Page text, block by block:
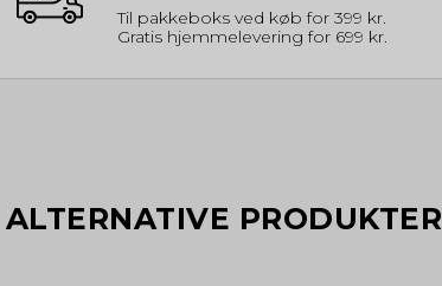
Til pakkeboks ved køb for 399 kr.
Gratis hjemmelevering for 699 kr.
ALTERNATIVE PRODUKTER